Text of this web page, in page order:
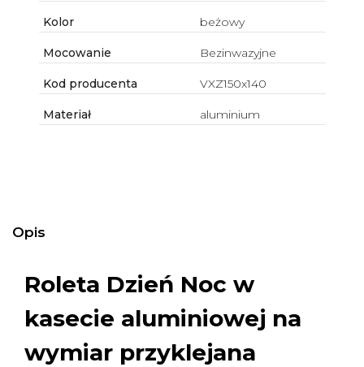
Kolor beżowy
Mocowanie Bezinwazyjne
Kod producenta VXZ150x140
Materiał aluminium
Opis
Roleta Dzień Noc w
kasecie aluminiowej na
wymiar przyklejana